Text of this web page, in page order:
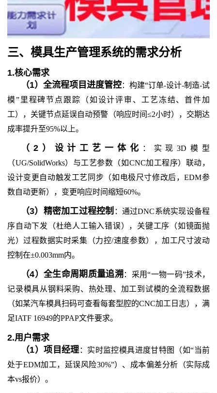
三、模具生产管理系统的需求分析
1.核心需求
（1） 全流程项目进度管控：构建“订单-设计-制造-试
模”里程碑节点跟踪（如设计评审、工艺冻结、首件加
工），关键节点延误自动预警（响应时间≤2小时），交期达
成率提升至95%以上。
（ 2） 设计工艺一体化
：实现3D模型
（UG/SolidWorks）与工艺参数（如CNC加工程序）联动，
设计变更自动触发工艺同步（如电极尺寸修改后，EDM参
数自动更新），变更响应时间缩短60%。
（3） 精密加工过程控制 ：通过DNC系统实现设备程
序自动下发（杜绝人工输入错误），关键工序（如镜面抛
光）过程数据实时采集（力控/速度参数），加工尺寸波动
控制在±0.003mm内。
（4）全生命周期质量追溯 ：采用“一物一码”技术，
记录模具从钢料采购、热处理、加工到试模的全流程数据
（如某汽车模具扫码可查看每套型腔的CNC加工日志），满
足IATF 16949的PPAP文件要求。
2.用户需求
（1）项目经理：实时监控模具进度甘特图（如“当前
处于EDM加工，延误风险30%”）、成本偏差分析（实际成
本vs报价）。